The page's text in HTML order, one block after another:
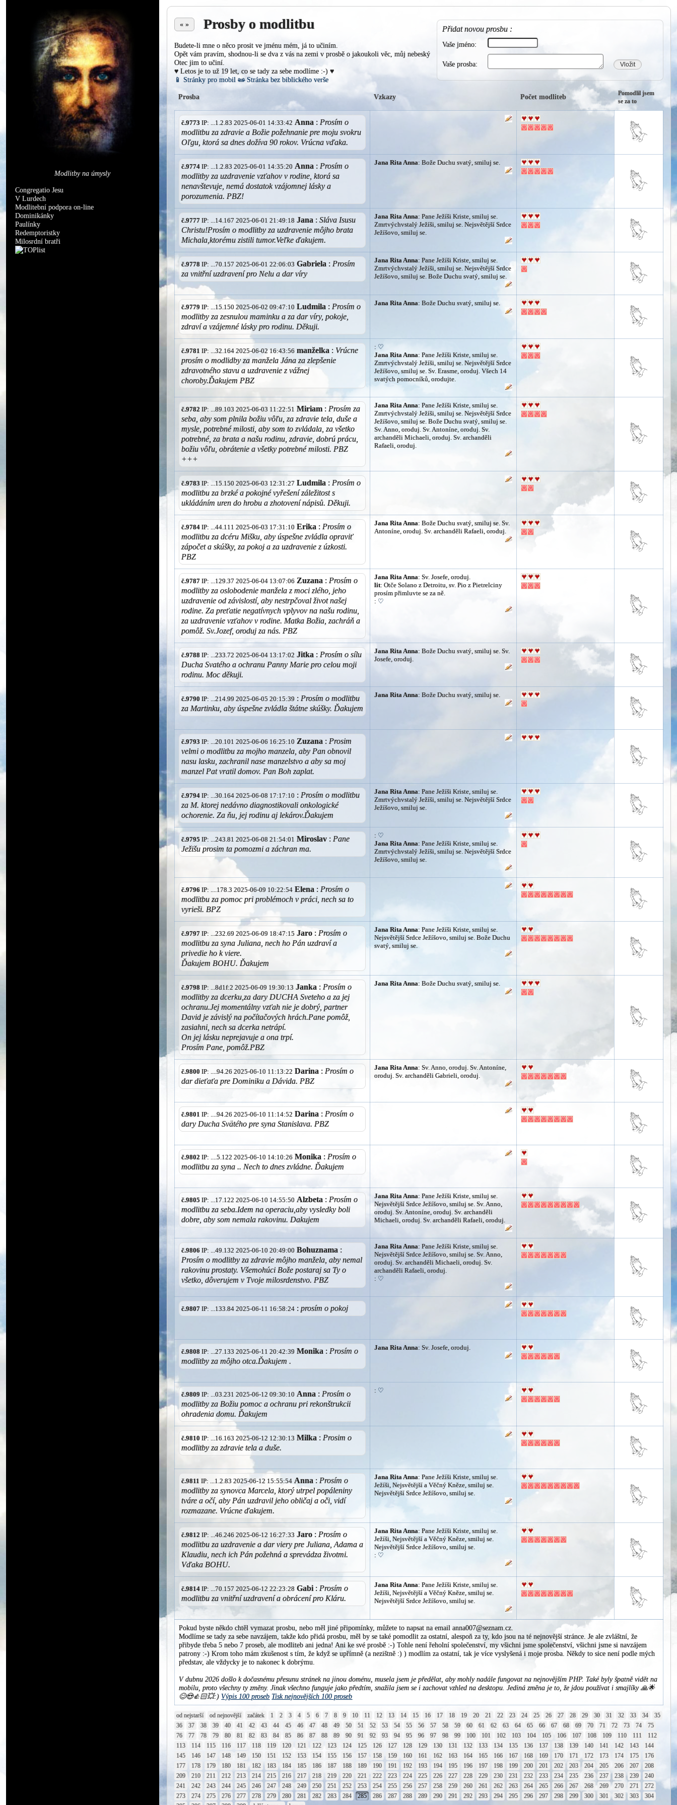
Modlitby na úmysly
Congregatio Jesu
V Lurdech
Modlitební podpora on-line
Dominikánky
Paulínky
Redemptoristky
Milosrdní bratři
« » Prosby o modlitbu
Budete-li mne o něco prosit ve jménu mém, já to učiním.
Opět vám pravím, shodnou-li se dva z vás na zemi v prosbě o jakoukoli věc, můj nebeský
Otec jim to učiní.
♥ Letos je to už 19 let, co se tady za sebe modlíme :-) ♥
📱 Stránky pro mobil 📜Stránka bez biblického verše
Přidat novou prosbu :
Vaše jméno:
Vaše prosba: Vložit
Prosba Vzkazy Počet modliteb
Pomodlil jsem
se za to
č.9773 IP: ...1.2.83 2025-06-01 14:33:42 Anna : Prosím o
modlitbu za zdravie a Božie požehnanie pre moju svokru
Oľgu, ktorá sa dnes dožíva 90 rokov. Vrúcna vďaka.
č.9774 IP: ...1.2.83 2025-06-01 14:35:20 Anna : Prosím o
modlitby za uzdravenie vzťahov v rodine, ktorá sa
nenavštevuje, nemá dostatok vzájomnej lásky a
porozumenia. PBZ!
Jana Rita Anna: Bože Duchu svatý, smiluj se.
č.9777 IP: ...14.167 2025-06-01 21:49:18 Jana :Sláva Isusu
Christu!Prosím o modlitby za uzdravenie môjho brata
Michala,ktorému zistili tumor.Veľke ďakujem.
Jana Rita Anna: Pane Ježíši Kriste, smiluj se.
Zmrtvýchvstalý Ježíši, smiluj se. Nejsvětější Srdce
Ježíšovo, smiluj se.
č.9778 IP: ...70.157 2025-06-01 22:06:03 Gabriela : Prosím
za vnitřní uzdravení pro Nelu a dar víry
Jana Rita Anna: Pane Ježíši Kriste, smiluj se.
Zmrtvýchvstalý Ježíši, smiluj se. Nejsvětější Srdce
Ježíšovo, smiluj se. Bože Duchu svatý, smiluj se.
č.9779 IP: ...15.150 2025-06-02 09:47:10 Ludmila : Prosím o
modlitby za zesnulou maminku a za dar víry, pokoje,
zdraví a vzájemné lásky pro rodinu. Děkuji.
Jana Rita Anna: Bože Duchu svatý, smiluj se.
č.9781 IP: ...32.164 2025-06-02 16:43:56 manželka : Vrúcne
prosím o modlidby za manžela Jána za zlepšenie
zdravotného stavu a uzdravenie z vážnej
choroby.Ďakujem PBZ
: ♡
Jana Rita Anna: Pane Ježíši Kriste, smiluj se.
Zmrtvýchvstalý Ježíši, smiluj se. Nejsvětější Srdce
Ježíšovo, smiluj se. Sv. Erasme, oroduj. Všech 14
svatých pomocníků, orodujte.
č.9782 IP: ...89.103 2025-06-03 11:22:51 Miriam : Prosím za
seba, aby som plnila božiu vôľu, za zdravie tela, duše a
mysle, potrebné milosti, aby som to zvládala, za všetko
potrebné, za brata a našu rodinu, zdravie, dobrú prácu,
božiu vôľu, obrátenie a všetky potrebné milosti. PBZ
+++
Jana Rita Anna: Pane Ježíši Kriste, smiluj se.
Zmrtvýchvstalý Ježíši, smiluj se. Nejsvětější Srdce
Ježíšovo, smiluj se. Bože Duchu svatý, smiluj se.
Sv. Anno, oroduj. Sv. Antoníne, oroduj. Sv.
archanděli Michaeli, oroduj. Sv. archanděli
Rafaeli, oroduj.
č.9783 IP: ...15.150 2025-06-03 12:31:27 Ludmila : Prosím o
modlitbu za brzké a pokojné vyřešení záležitost s
ukládáním uren do hrobu a zhotovení nápisů. Děkuji.
č.9784 IP: ...44.111 2025-06-03 17:31:10 Erika : Prosím o
modlitbu za dcéru Mišku, aby úspešne zvládla opraviť
zápočet a skúšky, za pokoj a za uzdravenie z úzkosti.
PBZ
Jana Rita Anna: Bože Duchu svatý, smiluj se. Sv.
Antoníne, oroduj. Sv. archanděli Rafaeli, oroduj.
č.9787 IP: ...129.37 2025-06-04 13:07:06 Zuzana : Prosím o
modlitby za oslobodenie manžela z moci zlého, jeho
uzdravenie od závislostí, aby nestrpčoval život našej
rodine. Za preťatie negatívnych vplyvov na našu rodinu,
za uzdravenie vzťahov v rodine. Matka Božia, zachráň a
pomôž. Sv.Jozef, oroduj za nás. PBZ
Jana Rita Anna: Sv. Josefe, oroduj.
lit: Otče Solano z Detroitu, sv. Pio z Pietrelciny
prosím přimluvte se za ně.
: ♡
č.9788 IP: ...233.72 2025-06-04 13:17:02 Jitka : Prosím o sílu
Ducha Svatého a ochranu Panny Marie pro celou moji
rodinu. Moc děkuji.
Jana Rita Anna: Bože Duchu svatý, smiluj se. Sv.
Josefe, oroduj.
č.9790 IP: ...214.99 2025-06-05 20:15:39 : Prosím o modlitbu
za Martinku, aby úspešne zvládla štátne skúšky. Ďakujem
Jana Rita Anna: Bože Duchu svatý, smiluj se.
č.9793 IP: ...20.101 2025-06-06 16:25:10 Zuzana : Prosim
velmi o modlitbu za mojho manzela, aby Pan obnovil
nasu lasku, zachranil nase manzelstvo a aby sa moj
manzel Pat vratil domov. Pan Boh zaplat.
č.9794 IP: ...30.164 2025-06-08 17:17:10 : Prosím o modlitbu
za M. ktorej nedávno diagnostikovali onkologické
ochorenie. Za ňu, jej rodinu aj lekárov.Ďakujem
Jana Rita Anna: Pane Ježíši Kriste, smiluj se.
Zmrtvýchvstalý Ježíši, smiluj se. Nejsvětější Srdce
Ježíšovo, smiluj se.
č.9795 IP: ...243.81 2025-06-08 21:54:01 Miroslav : Pane
Ježišu prosim ta pomozmi a záchran ma.
: ♡
Jana Rita Anna: Pane Ježíši Kriste, smiluj se.
Zmrtvýchvstalý Ježíši, smiluj se. Nejsvětější Srdce
Ježíšovo, smiluj se.
č.9796 IP: ....178.3 2025-06-09 10:22:54 Elena : Prosím o
modlitbu za pomoc pri problémoch v práci, nech sa to
vyrieši. BPZ
č.9797 IP: ...232.69 2025-06-09 18:47:15 Jaro : Prosím o
modlitbu za syna Juliana, nech ho Pán uzdraví a
privedie ho k viere.
Ďakujem BOHU. Ďakujem
Jana Rita Anna: Pane Ježíši Kriste, smiluj se.
Nejsvětější Srdce Ježíšovo, smiluj se. Bože Duchu
svatý, smiluj se.
č.9798 IP: ...8d1f:2 2025-06-09 19:30:13 Janka : Prosím o
modlitby za dcerku,za dary DUCHA Sveteho a za jej
ochranu.Jej momentálny vzťah nie je dobrý, partner
David je závislý na počítačových hrách.Pane pomôž,
zasiahni, nech sa dcerka netrápí.
On jej lásku neprejavuje a ona trpí.
Prosím Pane, pomôž.PBZ
Jana Rita Anna: Bože Duchu svatý, smiluj se.
č.9800 IP: ....94.26 2025-06-10 11:13:22 Darina : Prosím o
dar dieťaťa pre Dominiku a Dávida. PBZ
Jana Rita Anna: Sv. Anno, oroduj. Sv. Antoníne,
oroduj. Sv. archanděli Gabrieli, oroduj.
č.9801 IP: ....94.26 2025-06-10 11:14:52 Darina : Prosím o
dary Ducha Svätého pre syna Stanislava. PBZ
č.9802 IP: ....5.122 2025-06-10 14:10:26 Monika : Prosím o
modlitbu za syna .. Nech to dnes zvládne. Ďakujem
č.9805 IP: ...17.122 2025-06-10 14:55:50 Alzbeta : Prosím o
modlitbu za seba.Idem na operaciu,aby vysledky boli
dobre, aby som nemala rakovinu. Dakujem
Jana Rita Anna: Pane Ježíši Kriste, smiluj se.
Nejsvětější Srdce Ježíšovo, smiluj se. Sv. Anno,
oroduj. Sv. Antoníne, oroduj. Sv. archanděli
Michaeli, oroduj. Sv. archanděli Rafaeli, oroduj.
č.9806 IP: ...49.132 2025-06-10 20:49:00 Bohuznama :
Prosím o modlitby za zdravie môjho manžela, aby nemal
rakovinu prostaty. Všemohúci Bože postaraj sa Ty o
všetko, dôverujem v Tvoje milosrdenstvo. PBZ
Jana Rita Anna: Pane Ježíši Kriste, smiluj se.
Nejsvětější Srdce Ježíšovo, smiluj se. Sv. Anno,
oroduj. Sv. archanděli Michaeli, oroduj. Sv.
archanděli Rafaeli, oroduj.
: ♡
č.9807 IP: ...133.84 2025-06-11 16:58:24 :prosím o pokoj
č.9808 IP: ...27.133 2025-06-11 20:42:39 Monika : Prosím o
modlitby za môjho otca.Ďakujem .
Jana Rita Anna: Sv. Josefe, oroduj.
č.9809 IP: ...03.231 2025-06-12 09:30:10 Anna : Prosím o
modlitby za Božiu pomoc a ochranu pri rekonštrukcii
ohradenia domu. Ďakujem
: ♡
č.9810 IP: ...16.163 2025-06-12 12:30:13 Milka : Prosim o
modlitby za zdravie tela a duše.
č.9811 IP: ...1.2.83 2025-06-12 15:55:54 Anna : Prosím o
modlitby za synovca Marcela, ktorý utrpel popáleniny
tváre a očí, aby Pán uzdravil jeho obličaj a oči, vidí
rozmazane. Vrúcne ďakujem.
Jana Rita Anna: Pane Ježíši Kriste, smiluj se.
Ježíši, Nejsvětější a Věčný Kněze, smiluj se.
Nejsvětější Srdce Ježíšovo, smiluj se.
č.9812 IP: ...46.246 2025-06-12 16:27:33 Jaro : Prosím o
modlitbu za uzdravenie a dar viery pre Juliana, Adama a
Klaudiu, nech ich Pán požehná a sprevádza životmi.
Vďaka BOHU.
Jana Rita Anna: Pane Ježíši Kriste, smiluj se.
Ježíši, Nejsvětější a Věčný Kněze, smiluj se.
Nejsvětější Srdce Ježíšovo, smiluj se.
: ♡
č.9814 IP: ...70.157 2025-06-12 22:23:28 Gabi : Prosím o
modlitbu za vnitřní uzdravení a obrácení pro Kláru.
Jana Rita Anna: Pane Ježíši Kriste, smiluj se.
Ježíši, Nejsvětější a Věčný Kněze, smiluj se.
Nejsvětější Srdce Ježíšovo, smiluj se.
Pokud byste někdo chtěl vymazat prosbu, nebo měl jiné připomínky, můžete to napsat na email anna007@seznam.cz.
Modlíme se tady za sebe navzájem, takže kdo přidá prosbu, měl by se také pomodlit za ostatní, alespoň za ty, kdo jsou na té nejnovější stránce. Je ale zvláštní, že
přibyde třeba 5 nebo 7 proseb, ale modliteb ani jedna! Ani ke své prosbě :-) Tohle není řeholní společenství, my všichni jsme společenství, všichni jsme si navzájem
patrony :-) Krom toho mám zkušenost s tím, že když se upřímně (a nezištně :) ) modlím za ostatní, tak je více vyslyšená i moje prosba. Někdy to sice není podle mých
představ, ale vždycky je to nakonec k dobrýmu.
V dubnu 2026 došlo k dočasnému přesunu stránek na jinou doménu, musela jsem je předělat, aby mohly nadále fungovat na nejnovějším PHP. Také byly špatně vidět na
mobilu, proto všechny ty změny. Jinak všechno funguje jako předtím, snažila jsem se i zachovat vzhled na desktopu. Jediná změna je to, že jdou používat i smajlíky 🙏🌟
😊😍👍🏻💥:) Výpis 100 proseb Tisk nejnovějších 100 proseb
od nejstarší od nejnovější začátek 1 2 3 4 5 6 7 8 9 10 11 12 13 14 15 16 17 18 19 20 21 22 23 24 25 26 27 28 29 30 31 32 33 34
35
36
37 38 39 40 41 42 43 44 45 46 47 48 49 50 51 52 53 54 55 56 57 58 59 60 61 62 63 64 65 66 67 68 69 70 71 72 73 74
75
76
77 78 79 80 81 82 83 84 85 86 87 88 89 90 91 92 93 94 95 96 97 98 99 100 101 102 103 104 105 106 107 108 109 110 111
112
113
114 115 116 117 118 119 120 121 122 123 124 125 126 127 128 129 130 131 132 133 134 135 136 137 138 139 140 141 142 143
144
145
146 147 148 149 150 151 152 153 154 155 156 157 158 159 160 161 162 163 164 165 166 167 168 169 170 171 172 173 174 175
176
177
178 179 180 181 182 183 184 185 186 187 188 189 190 191 192 193 194 195 196 197 198 199 200 201 202 203 204 205 206 207
208
209
210 211 212 213 214 215 216 217 218 219 220 221 222 223 224 225 226 227 228 229 230 231 232 233 234 235 236 237 238 239
240
241
242 243 244 245 246 247 248 249 250 251 252 253 254 255 256 257 258 259 260 261 262 263 264 265 266 267 268 269 270 271
272
273
274 275 276 277 278 279 280 281 282 283 284 285 286 287 288 289 290 291 292 293 294 295 296 297 298 299 300 301 302 303
304